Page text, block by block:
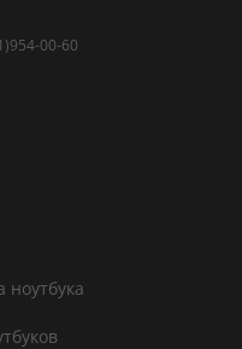
00-60
ноутбука